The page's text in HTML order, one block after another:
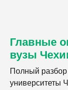
Главные
вузы
Полный
университеты